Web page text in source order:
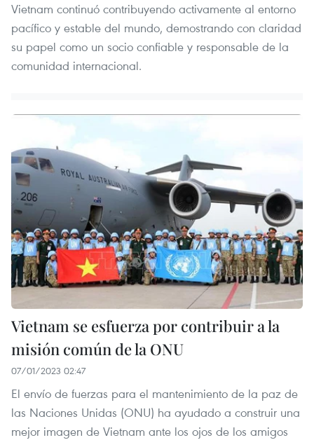
Vietnam continuó contribuyendo activamente al entorno
pacífico y estable del mundo, demostrando con claridad
su papel como un socio confiable y responsable de la
comunidad internacional.
Vietnam se esfuerza por contribuir a la
misión común de la ONU
07/01/2023 02:47
El envío de fuerzas para el mantenimiento de la paz de
las Naciones Unidas (ONU) ha ayudado a construir una
mejor imagen de Vietnam ante los ojos de los amigos